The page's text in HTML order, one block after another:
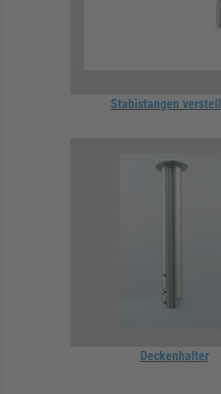
Stabistangen
Deckenhalter